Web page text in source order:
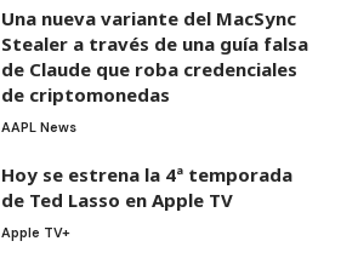
Una nueva variante del MacSync
Stealer a través de una guía falsa
de Claude que roba credenciales
de criptomonedas
AAPL News
Hoy se estrena la 4ª temporada
de Ted Lasso en Apple TV
Apple TV+